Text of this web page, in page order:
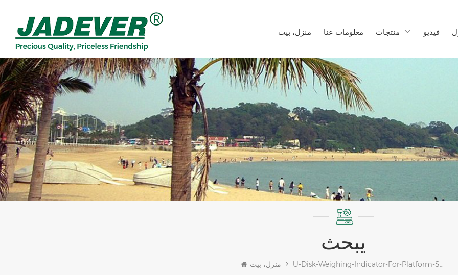
منزل، بيت معلومات عنا منتجات فيديو
يبحث
منزل، بيت U-Disk-Weighing-Indicator-For-Platform-Scale